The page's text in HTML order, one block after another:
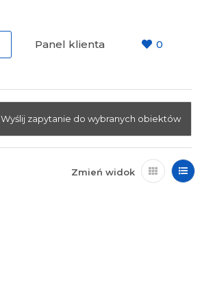
Panel klienta 0
Wyślij zapytanie do wybranych obiektów
Zmień widok